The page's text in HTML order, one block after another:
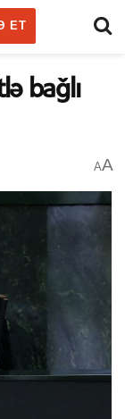
ET
bağlı
AA